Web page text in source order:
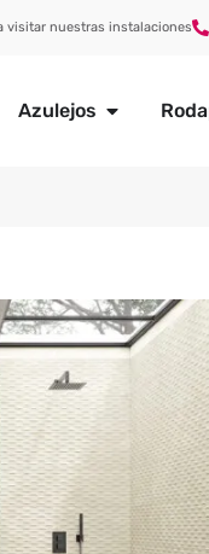
visitar nuestras instalaciones
Azulejos